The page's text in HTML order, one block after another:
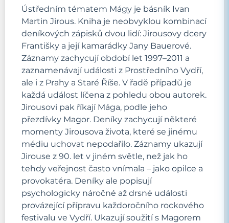
Ústředním tématem Mágy je básník Ivan
Martin Jirous. Kniha je neobvyklou kombinací
deníkových zápisků dvou lidí: Jirousovy dcery
Františky a její kamarádky Jany Bauerové.
Záznamy zachycují období let 1997–2011 a
zaznamenávají události z Prostředního Vydří,
ale i z Prahy a Staré Říše. V řadě případů je
každá událost líčena z pohledu obou autorek.
Jirousovi pak říkají Mága, podle jeho
přezdívky Magor. Deníky zachycují některé
momenty Jirousova života, které se jinému
médiu uchovat nepodařilo. Záznamy ukazují
Jirouse z 90. let v jiném světle, než jak ho
tehdy veřejnost často vnímala – jako opilce a
provokatéra. Deníky ale popisují
psychologicky náročné až drsné události
provázející přípravu každoročního rockového
festivalu ve Vydří. Ukazují soužití s Magorem